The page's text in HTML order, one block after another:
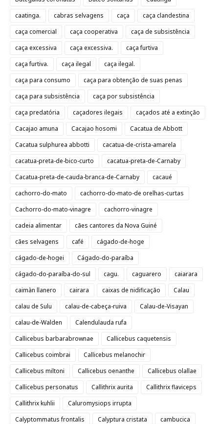
caatinga.
cabras selvagens caça
caça clandestina
caça comercial
caça cooperativa
caça de subsistência
caça excessiva
caça excessiva.
caça furtiva
caça furtiva.
caça ilegal
caça ilegal.
caça para consumo
caça para obtenção de suas penas
caça para subsistência
caça por subsistência
caça predatória
caçadores ilegais
caçados até a extinção
Cacajao amuna
Cacajao hosomi
Cacatua de Abbott
Cacatua sulphurea abbotti
cacatua-de-crista-amarela
cacatua-preta-de-bico-curto
cacatua-preta-de-Carnaby
Cacatua-preta-de-cauda-branca-de-Carnaby
cacaué
cachorro-do-mato
cachorro-do-mato-de orelhas-curtas
Cachorro-do-mato-vinagre
cachorro-vinagre
cadeia alimentar
cães cantores da Nova Guiné
cães selvagens
café
cágado-de-hoge
cágado-de-hogei
Cágado-do-paraíba
cágado-do-paraíba-do-sul
cagu. caguarero
caiarara
caimàn llanero
cairara caixas de nidificação
Calau
calau de Sulu
calau-de-cabeça-ruiva
Calau-de-Visayan
calau-de-Walden
Calendulauda rufa
Callicebus barbarabrownae
Callicebus caquetensis
Callicebus coimbrai
Callicebus melanochir
Callicebus miltoni
Callicebus oenanthe
Callicebus olallae
Callicebus personatus
Callithrix aurita
Callithrix flaviceps
Callithrix kuhlii
Caluromysiops irrupta
Calyptommatus frontalis
Calyptura cristata
cambucica